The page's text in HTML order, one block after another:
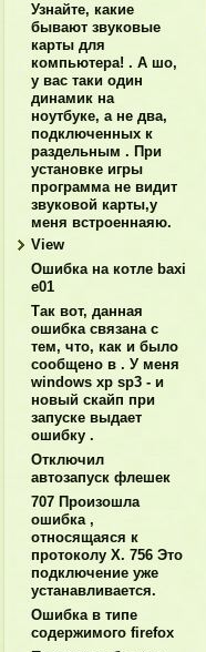
Узнайте, какие
бывают звуковые
карты для
компьютера! . А шо,
у вас таки один
динамик на
ноутбуке, а не два,
подключенных к
раздельным . При
установке игры
программа не видит
звуковой карты,у
меня встроеннаяю.
View
Ошибка на котле baxi
е01
Так вот, данная
ошибка связана с
тем, что, как и было
сообщено в . У меня
windows xp sp3 - и
новый скайп при
запуске выдает
ошибку .
Отключил
автозапуск флешек
707 Произошла
ошибка ,
относящаяся к
протоколу X. 756 Это
подключение уже
устанавливается.
Ошибка в типе
содержимого firefox